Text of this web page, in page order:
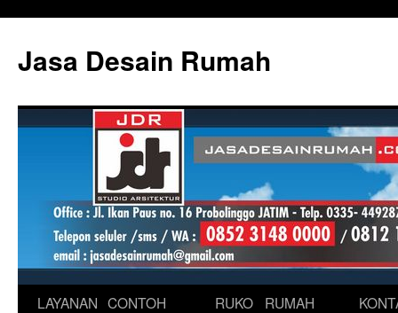
content
Jasa Desain Rumah
LAYANAN CONTOH
RUKO
RUMAH